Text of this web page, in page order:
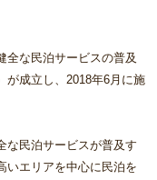
全な民泊サービスの普及
が成立し、2018年6月に施
な民泊サービスが普及す
いエリアを中心に民泊を